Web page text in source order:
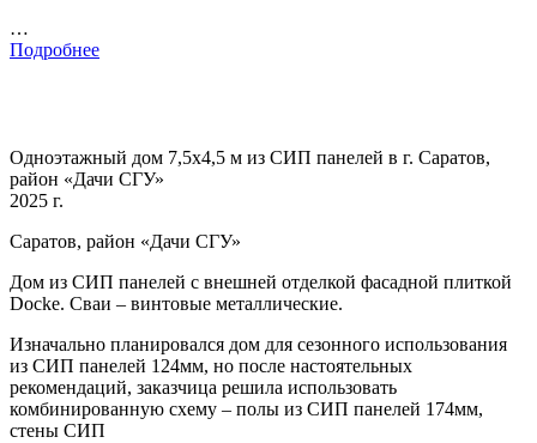
…
Подробнее
Одноэтажный дом 7,5х4,5 м из СИП панелей в г. Саратов,
район «Дачи СГУ»
2025 г.
Саратов, район «Дачи СГУ»
Дом из СИП панелей с внешней отделкой фасадной плиткой
Docke. Сваи – винтовые металлические.
Изначально планировался дом для сезонного использования
из СИП панелей 124мм, но после настоятельных
рекомендаций, заказчица решила использовать
комбинированную схему – полы из СИП панелей 174мм,
стены СИП